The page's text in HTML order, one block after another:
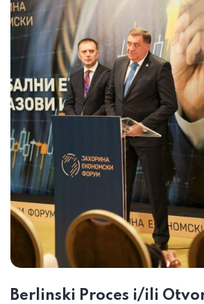
Berlinski Proces i/ili